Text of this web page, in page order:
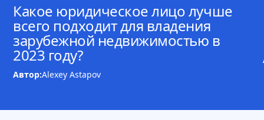
Какое юридическое лицо лучше
всего подходит для владения
зарубежной недвижимостью в
2023 году?
Автор:Alexey Astapov